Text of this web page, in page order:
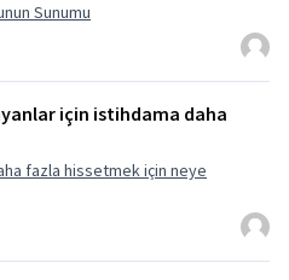
Sunumu
için istihdama daha
fazla hissetmek için neye